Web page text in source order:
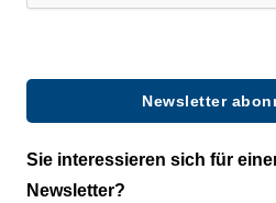
Newsletter
Sie interessieren sich für
Newsletter?